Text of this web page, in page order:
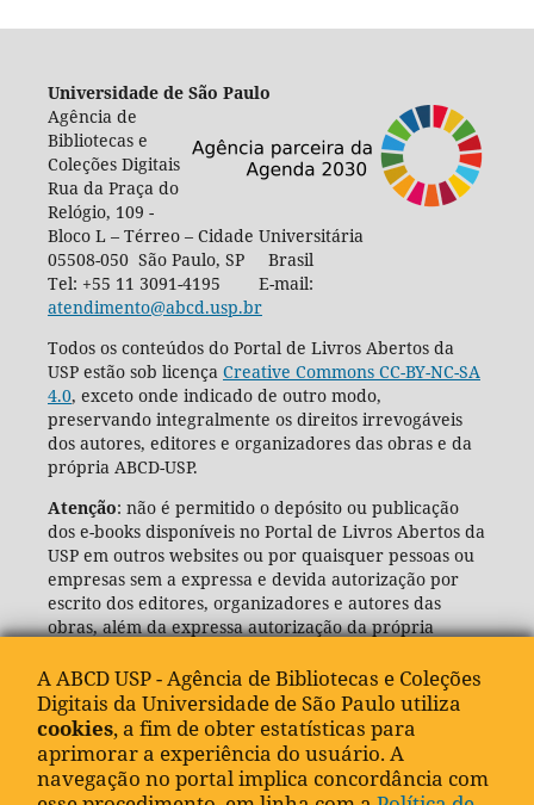
Universidade de São Paulo
Agência de
Bibliotecas e
Coleções Digitais
Rua da Praça do
Relógio, 109 -
Bloco L – Térreo – Cidade Universitária
05508-050 São Paulo, SP Brasil
Tel: +55 11 3091-4195 E-mail:
atendimento@abcd.usp.br
Todos os conteúdos do Portal de Livros Abertos da
USP estão sob licença Creative Commons CC-BY-NC-SA
4.0, exceto onde indicado de outro modo,
preservando integralmente os direitos irrevogáveis
dos autores, editores e organizadores das obras e da
própria ABCD-USP.
Atenção: não é permitido o depósito ou publicação
dos e-books disponíveis no Portal de Livros Abertos da
USP em outros websites ou por quaisquer pessoas ou
empresas sem a expressa e devida autorização por
escrito dos editores, organizadores e autores das
obras, além da expressa autorização da própria
(ABCD-USP).
A ABCD USP - Agência de Bibliotecas e Coleções
Digitais da Universidade de São Paulo utiliza
cookies, a fim de obter estatísticas para
aprimorar a experiência do usuário. A
navegação no portal implica concordância com